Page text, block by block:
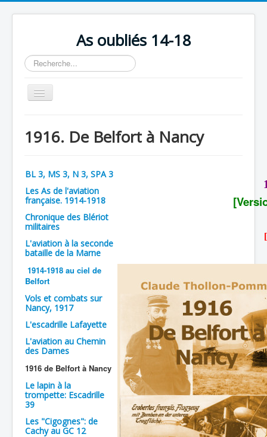
As oubliés 14-18
Rechercher
Basculer
la
Chronologie
Avions
Personnels
Formation
Batailles
Les As
Cahiers des As
1916. De Belfort à Nancy
BL 3, MS 3, N 3, SPA 3
Les As de l'aviation
française. 1914-1918
Chronique des Blériot
militaires
L'aviation à la seconde
bataille de la Marne
1914-1918 au ciel de
Belfort
Vols et combats sur
Nancy, 1917
L'escadrille Lafayette
L'aviation au Chemin
des Dames
1916 de Belfort à Nancy
Le lapin à la
trompette: Escadrille
39
Les "Cigognes": de
Cachy au GC 12